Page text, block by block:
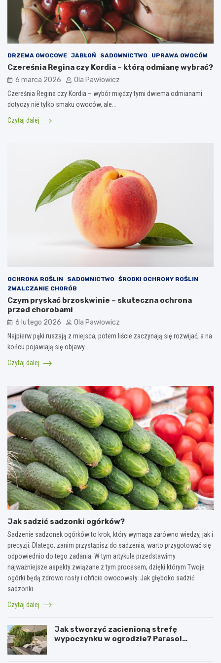
DRZEWA OWOCOWE JABŁOŃ SADOWNICTWO UPRAWA OWOCÓW
Czereśnia Regina czy Kordia – którą odmianę wybrać?
6 marca 2026 Ola Pawłowicz
Czereśnia Regina czy Kordia – wybór między tymi dwiema odmianami
dotyczy nie tylko smaku owoców, ale…
Czytaj dalej
OCHRONA ROŚLIN SADOWNICTWO
ŚRODKI OCHRONY ROŚLIN
ZWALCZANIE CHORÓB
Czym pryskać brzoskwinie – skuteczna ochrona
przed chorobami
6 lutego 2026 Ola Pawłowicz
Najpierw pąki ruszają z miejsca, potem liście zaczynają się rozwijać, a na
końcu pojawiają się objawy…
Czytaj dalej
Jak sadzić sadzonki ogórków?
Sadzenie sadzonek ogórków to krok, który wymaga zarówno wiedzy, jak i
precyzji. Dlatego, zanim przystąpisz do sadzenia, warto przygotować się
odpowiednio do tego zadania. W tym artykule przedstawimy
najważniejsze aspekty związane z tym procesem, dzięki którym Twoje
ogórki będą zdrowo rosły i obficie owocowały. Jak głęboko sadzić
sadzonki…
Czytaj dalej
Jak stworzyć zacienioną strefę
wypoczynku w ogrodzie? Parasol